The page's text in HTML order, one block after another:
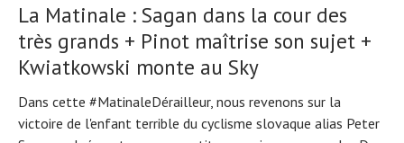
La Matinale : Sagan dans la cour des
très grands + Pinot maîtrise son sujet +
Kwiatkowski monte au Sky
Dans cette #MatinaleDérailleur, nous revenons sur la
victoire de l'enfant terrible du cyclisme slovaque alias Peter